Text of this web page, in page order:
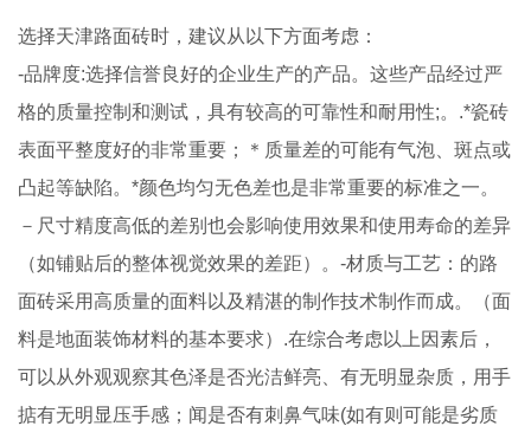
选择天津路面砖时，建议从以下方面考虑：
-品牌度:选择信誉良好的企业生产的产品。这些产品经过严
格的质量控制和测试，具有较高的可靠性和耐用性;。.*瓷砖
表面平整度好的非常重要；＊质量差的可能有气泡、斑点或
凸起等缺陷。*颜色均匀无色差也是非常重要的标准之一。
－尺寸精度高低的差别也会影响使用效果和使用寿命的差异
（如铺贴后的整体视觉效果的差距）。-材质与工艺：的路
面砖采用高质量的面料以及精湛的制作技术制作而成。（面
料是地面装饰材料的基本要求）.在综合考虑以上因素后，
可以从外观观察其色泽是否光洁鲜亮、有无明显杂质，用手
掂有无明显压手感；闻是否有刺鼻气味(如有则可能是劣质